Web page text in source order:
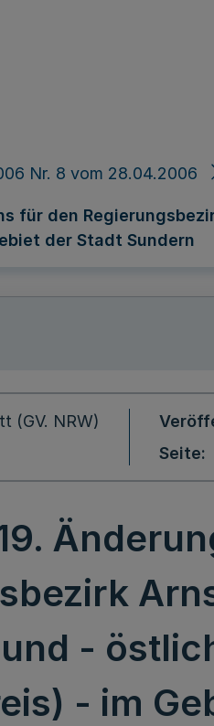
Nr. 8 vom 28.04.2006
für den
der Stadt Sundern
(GV. NRW)
Seite
-
- im